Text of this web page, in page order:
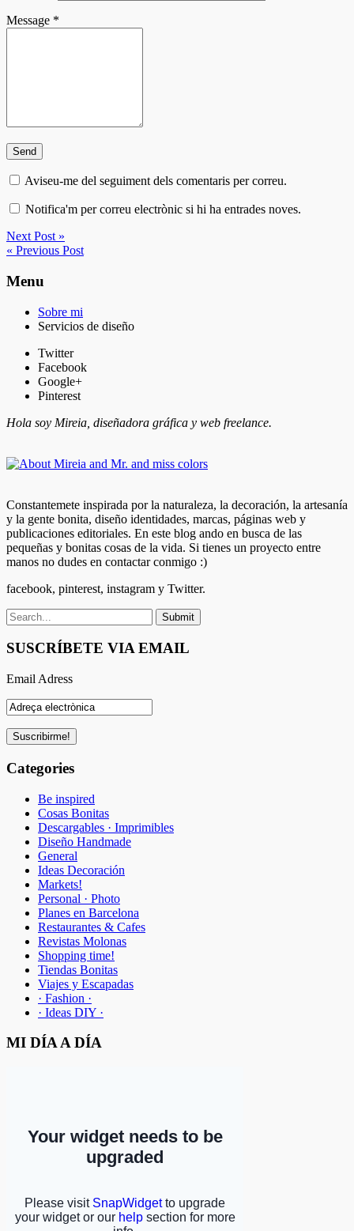
Message *
Aviseu-me del seguiment dels comentaris per correu.
Notifica'm per correu electrònic si hi ha entrades noves.
Next Post »
« Previous Post
Menu
Sobre mi
Servicios de diseño
Twitter
Facebook
Google+
Pinterest
Hola soy Mireia, diseñadora gráfica y web freelance.
Constantemete inspirada por la naturaleza, la decoración, la artesanía
y la gente bonita, diseño identidades, marcas, páginas web y
publicaciones editoriales. En este blog ando en busca de las
pequeñas y bonitas cosas de la vida. Si tienes un proyecto entre
manos no dudes en contactar conmigo :)
facebook, pinterest, instagram y Twitter.
SUSCRÍBETE VIA EMAIL
Email Adress
Categories
Be inspired
Cosas Bonitas
Descargables · Imprimibles
Diseño Handmade
General
Ideas Decoración
Markets!
Personal · Photo
Planes en Barcelona
Restaurantes & Cafes
Revistas Molonas
Shopping time!
Tiendas Bonitas
Viajes y Escapadas
· Fashion ·
· Ideas DIY ·
MI DÍA A DÍA